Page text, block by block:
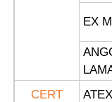
EX
CERT